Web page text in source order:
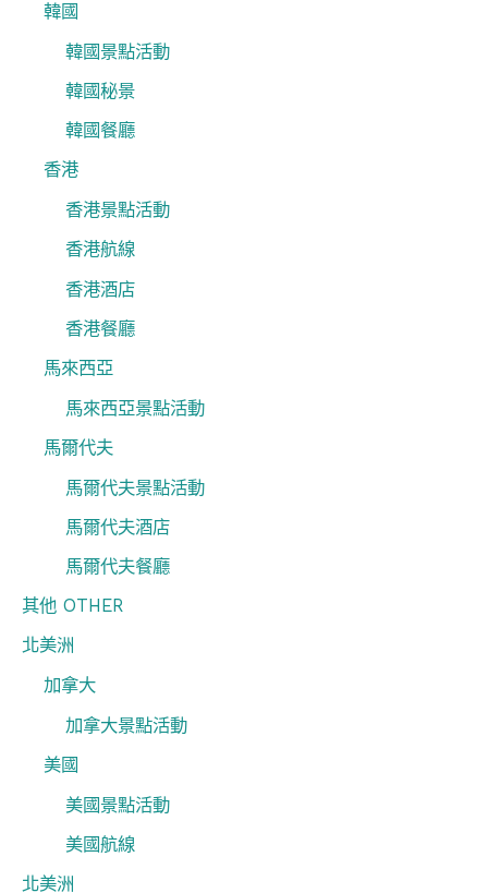
韓國
韓國景點活動
韓國秘景
韓國餐廳
香港
香港景點活動
香港航線
香港酒店
香港餐廳
馬來西亞
馬來西亞景點活動
馬爾代夫
馬爾代夫景點活動
馬爾代夫酒店
馬爾代夫餐廳
其他 OTHER
北美洲
加拿大
加拿大景點活動
美國
美國景點活動
美國航線
北美洲